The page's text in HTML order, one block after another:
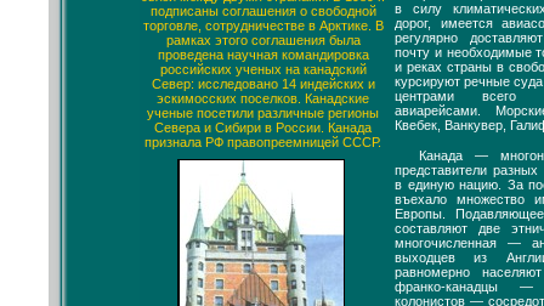
подписаны соглашения о свободной
торговле, сотрудничестве в Арктике. В
рамках этого соглашения была
проведена научная командировка
российских ученых на канадский
Север: исследовано 14 индейских и
эскимосских поселков. Канадские
ученые посетили различные регионы
Севера и Сибири в России. Канада
признала РФ правопреемницей СССР.
в силу
дорог, имеется
регулярно
почту и необходимые
и реках страны в
курсируют речные
центрами всего
авиарейсами.
Квебек, Ванкувер,
Канада —
представители
в единую нацию. За
въехало множество
Европы.
составляют две
многочисленная —
выходцев из
равномерно
франко-канадцы —
колонистов —